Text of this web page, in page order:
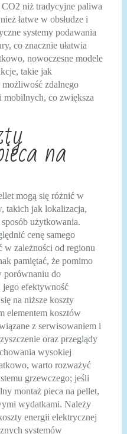
niż tradycyjne paliwa
łatwe w obsłudze i
systemy podawania
co znacznie ułatwia
nowoczesne modele
takie jak
zdalnego
mobilnych, co zwiększa
na
mogą się różnić w
takich jak lokalizacja,
użytkowania.
cenę samego
w zależności od regionu
pamiętać, że pomimo
porównaniu do
efektywność
na niższe koszty
elementem kosztów
z serwisowaniem i
oraz przeglądy
wysokiej
warto rozważyć
grzewczego; jeśli
montaż pieca na pellet,
wydatkami. Należy
energii elektrycznej
systemów